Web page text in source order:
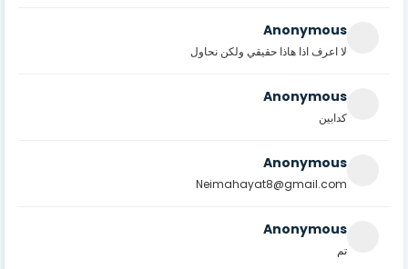
Anonymous
لا اعرف اذا هاذا حقيقي ولكن نحاول
Anonymous
كدابين
Anonymous
Neimahayat8@gmail.com
Anonymous
تم